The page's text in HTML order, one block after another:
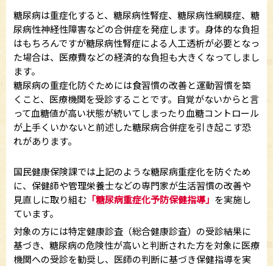
糖尿病は重症化すると、糖尿病性腎症、糖尿病性網膜症、糖
尿病性神経性障害などの合併症を発症します。身体的な負担
はもちろんですが糖尿病性腎症による人工透析が必要となっ
た場合は、医療費などの経済的な負担も大きくなってしまし
ます。
糖尿病の重症化防ぐためには食習慣の改善と運動習慣を築
くこと、医療機関を受診することです。自覚がないからと言
って血糖値が高い状態が続いてしまったり血糖コントロール
が上手くいかないと前述した糖尿病合併症を引き起こす恐
れがあります。
国民健康保険課では上記のような糖尿病重症化を防ぐため
に、保健師や管理栄養士などの専門家が生活習慣の改善や
見直しに取り組む 「糖尿病重症化予防保健指導」 を実施し
ています。
対象の方には特定健康診査（総合健康診査）の受診結果に
基づき、糖尿病の危険性が高いと判断された方を対象に医療
機関への受診を勧奨し、医師の判断に基づき保健指導を実